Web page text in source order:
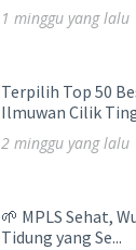
1 minggu yang lalu
Terpilih Top 50
Ilmuwan Cilik
2 minggu yang lalu
🌱 MPLS Sehat,
Tidung yang Se...